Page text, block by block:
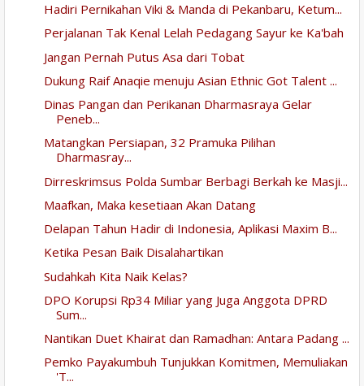
Hadiri Pernikahan Viki & Manda di Pekanbaru, Ketum...
Perjalanan Tak Kenal Lelah Pedagang Sayur ke Ka'bah
Jangan Pernah Putus Asa dari Tobat
Dukung Raif Anaqie menuju Asian Ethnic Got Talent ...
Dinas Pangan dan Perikanan Dharmasraya Gelar
Peneb...
Matangkan Persiapan, 32 Pramuka Pilihan
Dharmasray...
Dirreskrimsus Polda Sumbar Berbagi Berkah ke Masji...
Maafkan, Maka kesetiaan Akan Datang
Delapan Tahun Hadir di Indonesia, Aplikasi Maxim B...
Ketika Pesan Baik Disalahartikan
Sudahkah Kita Naik Kelas?
DPO Korupsi Rp34 Miliar yang Juga Anggota DPRD
Sum...
Nantikan Duet Khairat dan Ramadhan: Antara Padang ...
Pemko Payakumbuh Tunjukkan Komitmen, Memuliakan
'T...